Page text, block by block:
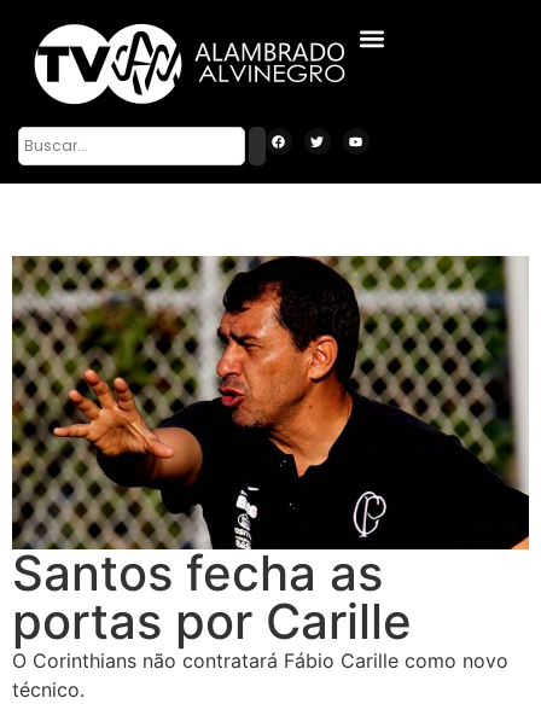
Santos fecha as
portas por Carille
O Corinthians não contratará Fábio Carille como novo
técnico.